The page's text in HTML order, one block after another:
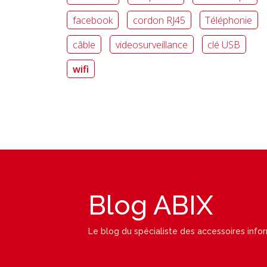
facebook
cordon RJ45
Téléphonie
câble
videosurveillance
clé USB
wifi
Blog ABIX
Le blog du spécialiste des accessoires